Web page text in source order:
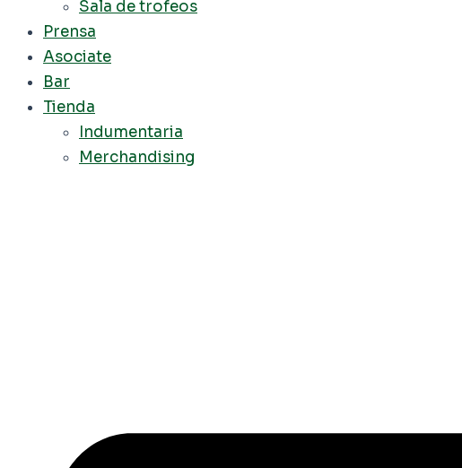
Sala de trofeos
Prensa
Asociate
Bar
Tienda
Indumentaria
Merchandising